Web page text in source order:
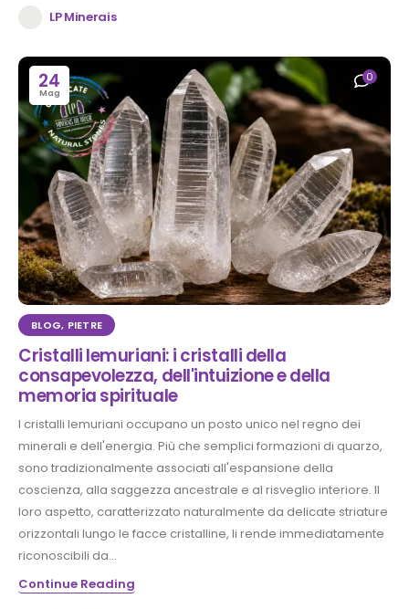
LP Minerais
24
Mag
0
BLOG, PIETRE
Cristalli lemuriani: i cristalli della
consapevolezza, dell'intuizione e della
memoria spirituale
I cristalli lemuriani occupano un posto unico nel regno dei
minerali e dell'energia. Più che semplici formazioni di quarzo,
sono tradizionalmente associati all'espansione della
coscienza, alla saggezza ancestrale e al risveglio interiore. Il
loro aspetto, caratterizzato naturalmente da delicate striature
orizzontali lungo le facce cristalline, li rende immediatamente
riconoscibili da...
Continue Reading